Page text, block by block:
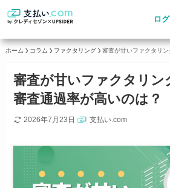
ロ
ホーム コラム ファクタリング 審査が甘いファクタリ
審査が甘いファクタリン
審査通過率が高いのは？
2026年7月23日 支払い.com